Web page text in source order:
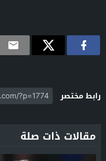
رابط مختصر
مقالات ذات صلة